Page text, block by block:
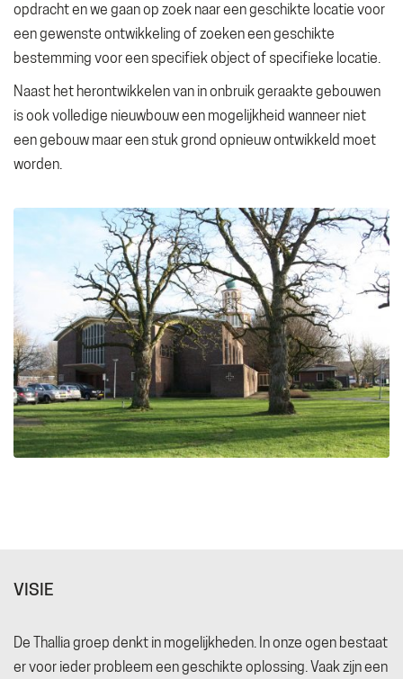
opdracht en we gaan op zoek naar een geschikte locatie voor
een gewenste ontwikkeling of zoeken een geschikte
bestemming voor een specifiek object of specifieke locatie.
Naast het herontwikkelen van in onbruik geraakte gebouwen
is ook volledige nieuwbouw een mogelijkheid wanneer niet
een gebouw maar een stuk grond opnieuw ontwikkeld moet
worden.
VISIE
De Thallia groep denkt in mogelijkheden. In onze ogen bestaat
er voor ieder probleem een geschikte oplossing. Vaak zijn een